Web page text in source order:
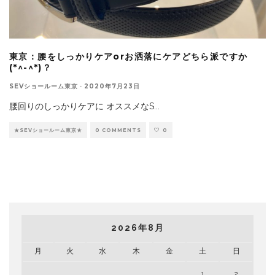
東京：腰をしっかりケアorお洒落にケアどちら派ですか
(*^-^*)？
SEVショールーム東京 · 2020年7月23日
腰回りのしっかりケアに オススメなS...
★SEVショールーム東京★ 0 COMMENTS 0
2026年8月
月 火 水 木 金 土 日